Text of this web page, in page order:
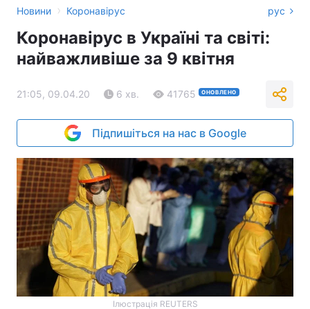
Новини › Коронавірус рус
Коронавірус в Україні та світі:
найважливіше за 9 квітня
21:05, 09.04.20 6 хв. 41765 ОНОВЛЕНО
Підпишіться на нас в Google
Ілюстрація REUTERS